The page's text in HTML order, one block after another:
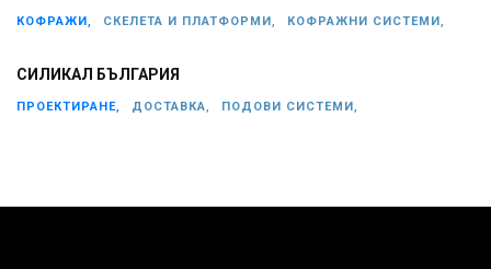
КОФРАЖИ, СКЕЛЕТА И ПЛАТФОРМИ, КОФРАЖНИ СИСТЕМИ,
СИЛИКАЛ БЪЛГАРИЯ
ПРОЕКТИРАНЕ, ДОСТАВКА, ПОДОВИ СИСТЕМИ,